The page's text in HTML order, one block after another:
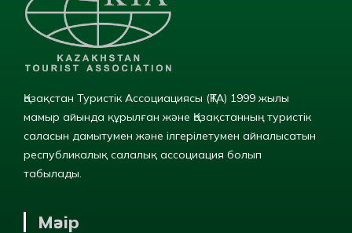
Қазақстан Туристік Ассоциациясы (ҚТА) 1999 жылы
мамыр айында құрылған және Қазақстанның туристік
саласын дамытумен және ілгерілетумен айналысатын
республикалық салалық ассоциация болып
табылады.
Мәзір